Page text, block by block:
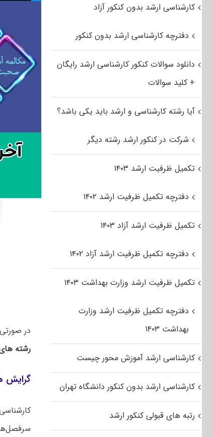
در
رشته
گرایش
کارشناسی ارشد بدون کنکور آزاد
دفترچه کارشناسی ارشد بدون کنکور
دانلود سوالات کنکور کارشناسی ارشد رایگان
+ کلید سوالات
آیا رشته کارشناسی و ارشد باید یکی باشد؟
شرکت در کنکور ارشد رشته دیگر
تکمیل ظرفیت ارشد ۱۴۰۳
دفترچه تکمیل ظرفیت ارشد ۱۴۰۲
تکمیل ظرفیت ارشد آزاد ۱۴۰۳
دفترچه تکمیل ظرفیت ارشد آزاد ۱۴۰۲
تکمیل ظرفیت ارشد وزارت بهداشت ۱۴۰۳
دفترچه تکمیل ظرفیت ارشد وزارت
بهداشت ۱۴۰۳
کارشناسی ارشد آموزش محور چیست
کارشناسی ارشد بدون کنکور دانشگاه تهران
رتبه های قبولی کنکور ارشد